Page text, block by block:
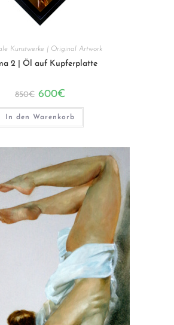
Kunstwerke | Original Artwork
2 | Öl auf Kupferplatte
850€ Ursprünglicher
war:
850€
600€
ist:
600€.
In den Warenkorb